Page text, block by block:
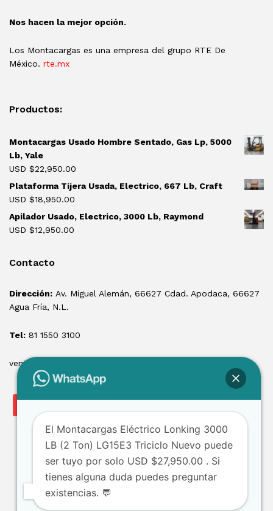
Nos hacen la mejor opción.
Los Montacargas es una empresa del grupo RTE De
México. rte.mx
Productos:
Montacargas Usado Hombre Sentado, Gas Lp, 5000
Lb, Yale
USD $22,950.00
Plataforma Tijera Usada, Electrico, 667 Lb, Craft
USD $18,950.00
Apilador Usado, Electrico, 3000 Lb, Raymond
USD $12,950.00
Contacto
Dirección: Av. Miguel Alemán, 66627 Cdad. Apodaca, 66627
Agua Fría, N.L.
Tel: 81 1550 3100
ventas@losmontacargas.mx
El Montacargas Eléctrico Lonking 3000
LB (2 Ton) LG15E3 Triciclo Nuevo puede
ser tuyo por solo USD $27,950.00 . Si
tienes alguna duda puedes preguntar
existencias. 💬